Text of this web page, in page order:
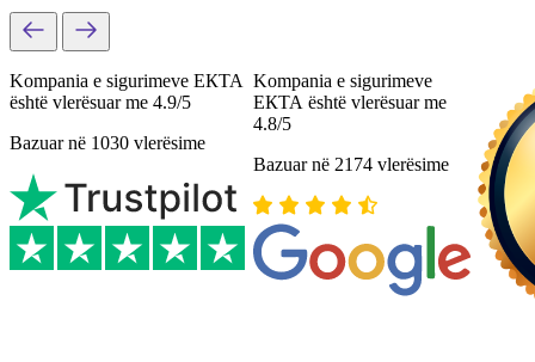
Kompania e sigurimeve ЕКТА
është vlerësuar me 4.9/5
Bazuar në 1030 vlerësime
Kompania e sigurimeve
ЕКТА është vlerësuar me
4.8/5
Bazuar në 2174 vlerësime